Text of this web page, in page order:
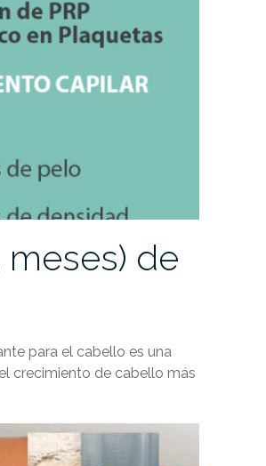
meses) de
para el cabello es una
crecimiento de cabello más